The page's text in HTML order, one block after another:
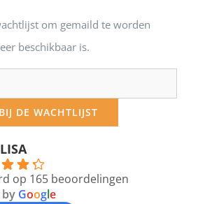
om gemaild te worden
beschikbaar is.
DE WACHTLIJST
op 165 beoordelingen
Google